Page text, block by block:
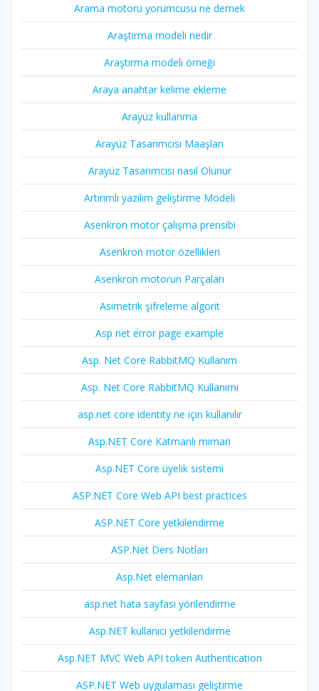
Arama motoru yorumcusu ne demek
Araştırma modeli nedir
Araştırma modeli örneği
Araya anahtar kelime ekleme
Arayüz kullanma
Arayüz Tasarımcısı Maaşları
Arayüz Tasarımcısı nasıl Olunur
Artırımlı yazılım geliştirme Modeli
Asenkron motor çalışma prensibi
Asenkron motor özellikleri
Asenkron motorun Parçaları
Asimetrik şifreleme algorit
Asp net error page example
Asp. Net Core RabbitMQ Kullanım
Asp. Net Core RabbitMQ Kullanımı
asp.net core identity ne için kullanılır
Asp.NET Core Katmanlı mimari
Asp.NET Core üyelik sistemi
ASP.NET Core Web API best practices
ASP.NET Core yetkilendirme
ASP.Net Ders Notları
Asp.Net elemanları
asp.net hata sayfası yönlendirme
Asp.NET kullanıcı yetkilendirme
Asp.NET MVC Web API token Authentication
ASP.NET Web uygulaması geliştirme